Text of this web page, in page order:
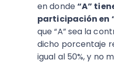
en donde“A”
participación en
que “A” sea la
dicho porcentaje
igual al 50%, y no